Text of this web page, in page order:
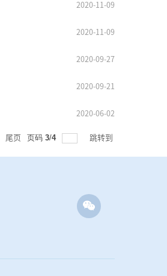
2020-11-09
2020-11-09
2020-09-27
2020-09-21
2020-06-02
尾页 页码 3/4 跳转到